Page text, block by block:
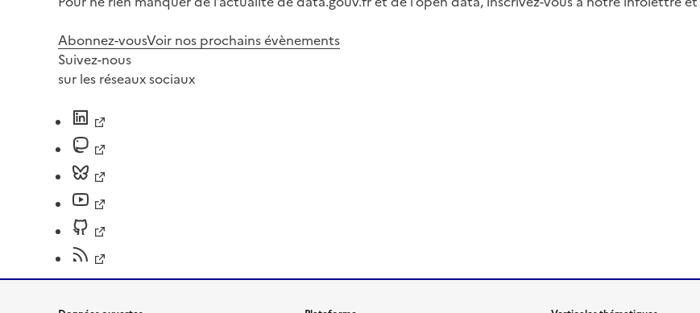
Abonnez-vousVoir nos prochains évènements
Suivez-nous
sur les réseaux sociaux